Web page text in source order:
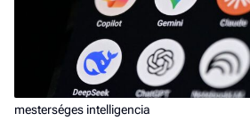
mesterséges intelligencia